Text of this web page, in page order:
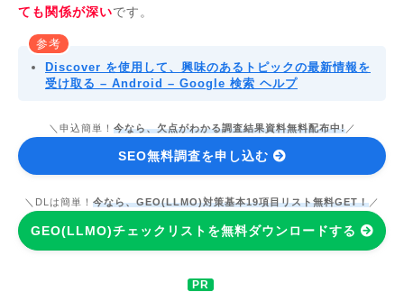
ても関係が深いです。
参考
Discover を使用して、興味のあるトピックの最新情報を
受け取る – Android – Google 検索 ヘルプ
＼申込簡単！ 今なら、欠点がわかる調査結果資料無料配布中!／
SEO無料調査を申し込む
＼DLは簡単！ 今なら、GEO(LLMO)対策基本19項目リスト無料GET！ ／
GEO(LLMO)チェックリストを無料ダウンロードする